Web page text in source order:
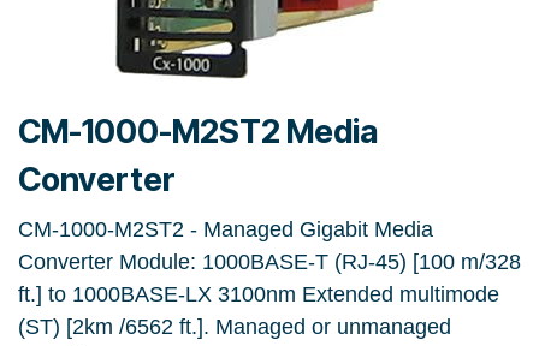
CM-1000-M2ST2 Media
Converter
CM-1000-M2ST2 - Managed Gigabit Media
Converter Module: 1000BASE-T (RJ-45) [100 m/328
ft.] to 1000BASE-LX 3100nm Extended multimode
(ST) [2km /6562 ft.]. Managed or unmanaged